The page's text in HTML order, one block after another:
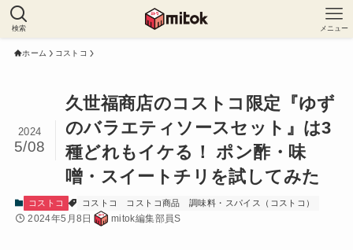
検索 メニュー
ホーム コストコ
久世福商店のコストコ限定『ゆず
のバラエティソースセット』は3
種どれもイケる！ ポン酢・味
噌・スイートチリを試してみた
2024
5/08
コストコ コストコ コストコ商品 調味料・スパイス（コストコ）
2024年5月8日 mitok編集部員S